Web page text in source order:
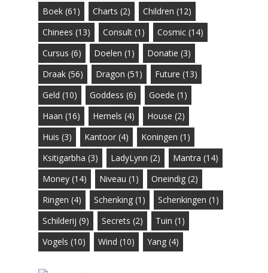
Boek (61) Charts (2) Children (12)
Chinees (13) Consult (1) Cosmic (14)
Cursus (6) Doelen (1) Donatie (3)
Draak (56) Dragon (51) Future (13)
Geld (10) Goddess (6) Goede (1)
Haan (16) Hemels (4) House (2)
Huis (3) Kantoor (4) Koningen (1)
Ksitigarbha (3) LadyLynn (2) Mantra (14)
Money (14) Niveau (1) Oneindig (2)
Ringen (4) Schenking (1) Schenkingen (1)
Schilderij (9) Secrets (2) Tuin (1)
Vogels (10) Wind (10) Yang (4)
€44.99